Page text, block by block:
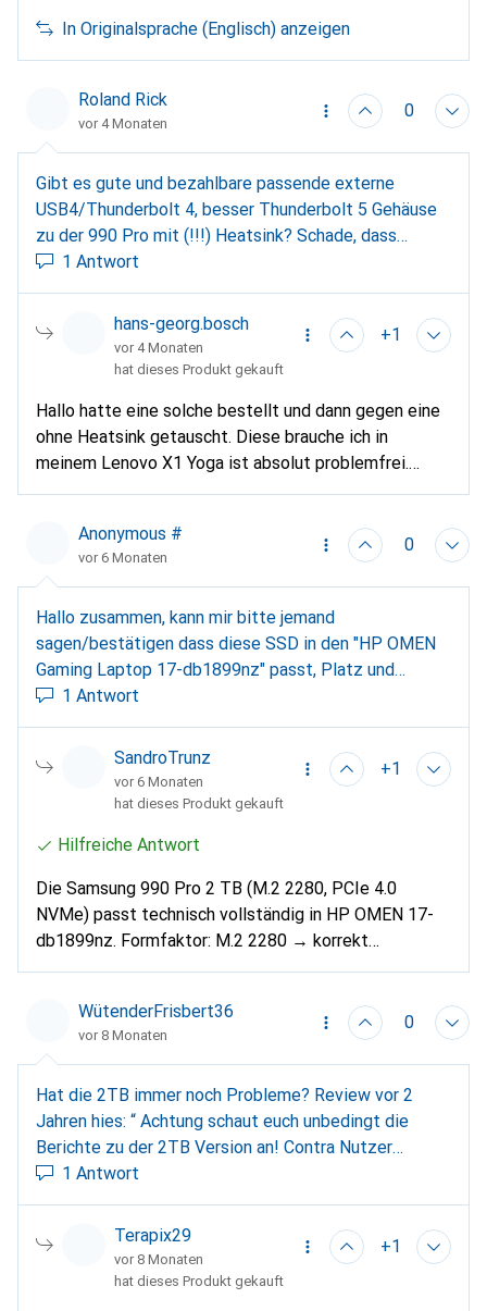
2280) Wurde hier:https://www.macgadget.de/News...
erwähnt "Geeignete SSDs gibt es unter anderem von
Samsung und Western Digital".
In Originalsprache (Englisch) anzeigen
Roland Rick
vor 4 Monaten
0
Gibt es gute und bezahlbare passende externe
USB4/Thunderbolt 4, besser Thunderbolt 5 Gehäuse
zu der 990 Pro mit (!!!) Heatsink? Schade, dass
Digitec nicht automatisch auf passende Produkte
hinweist.
1 Antwort
hans-georg.bosch
vor 4 Monaten
+1
hat dieses Produkt gekauft
Hallo hatte eine solche bestellt und dann gegen eine
ohne Heatsink getauscht. Diese brauche ich in
meinem Lenovo X1 Yoga ist absolut problemfrei.
Habe mittlerweilen 4 von diesen in unseren Yogas. Ein
Anonymous #
vor 6 Monaten
0
Hallo zusammen, kann mir bitte jemand
sagen/bestätigen dass diese SSD in den "HP OMEN
Gaming Laptop 17-db1899nz" passt, Platz und
Kompatibilität? Oder gibts da bessere/schnellere?
Laut berichten soll sie schon die Spitze markieren,
oder? Danke für Infos, es kennt sich sicher jemans
besser aus als ich! 😂Danke, MFG
1 Antwort
SandroTrunz
vor 6 Monaten
+1
hat dieses Produkt gekauft
Hilfreiche Antwort
Die Samsung 990 Pro 2 TB (M.2 2280, PCIe 4.0
NVMe) passt technisch vollständig in HP OMEN 17-
db1899nz. Formfaktor: M.2 2280 → korrekt
Schnittstelle: PCIe 4.0 NVMe → vom OMEN 17
unterstützt Key: M-Key → Standard, korrekt Wichtig
(kurz checken): Hat dein Modell 1 oder 2 M.2-Slots?
(je nach Konfiguration) Willst du zusätzlich einbauen
oder die bestehende SSD ersetzen?
WütenderFrisbert36
vor 8 Monaten
0
Hat die 2TB immer noch Probleme? Review vor 2
Jahren hies: “ Achtung schaut euch unbedingt die
Berichte zu der 2TB Version an! Contra Nutzer
berichten von rapide sinkender Lebensdauer bei der
SSD”
1 Antwort
Terapix29
vor 8 Monaten
+1
hat dieses Produkt gekauft